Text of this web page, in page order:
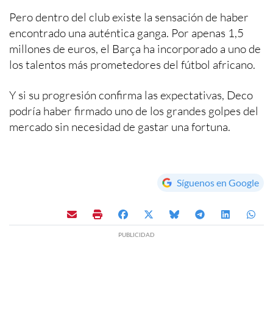
Pero dentro del club existe la sensación de haber
encontrado una auténtica ganga. Por apenas 1,5
millones de euros, el Barça ha incorporado a uno de
los talentos más prometedores del fútbol africano.
Y si su progresión confirma las expectativas, Deco
podría haber firmado uno de los grandes golpes del
mercado sin necesidad de gastar una fortuna.
Síguenos en Google